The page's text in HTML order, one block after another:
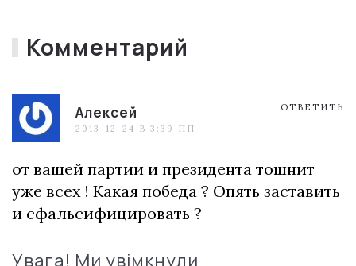
Комментарий
Алексей
2013-12-24 В 3:39 ПП
ОТВЕТИТЬ
от вашей партии и президента тошнит
уже всех ! Какая победа ? Опять заставить
и сфальсифицировать ?
Увага! Ми увімкнули